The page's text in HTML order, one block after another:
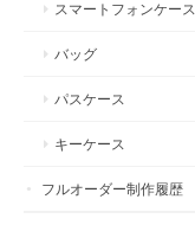
スマートフォンケース
バッグ
パスケース
キーケース
フルオーダー制作履歴